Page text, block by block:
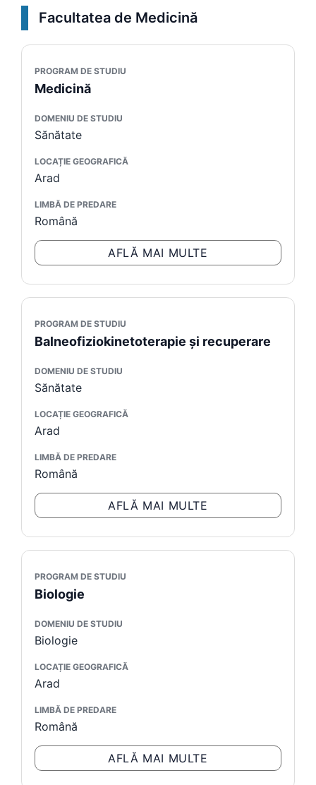
Facultatea de Medicină
PROGRAM DE STUDIU
Medicină
DOMENIU DE STUDIU
Sănătate
LOCAȚIE GEOGRAFICĂ
Arad
LIMBĂ DE PREDARE
Română
AFLĂ MAI MULTE
PROGRAM DE STUDIU
Balneofiziokinetoterapie şi recuperare
DOMENIU DE STUDIU
Sănătate
LOCAȚIE GEOGRAFICĂ
Arad
LIMBĂ DE PREDARE
Română
AFLĂ MAI MULTE
PROGRAM DE STUDIU
Biologie
DOMENIU DE STUDIU
Biologie
LOCAȚIE GEOGRAFICĂ
Arad
LIMBĂ DE PREDARE
Română
AFLĂ MAI MULTE